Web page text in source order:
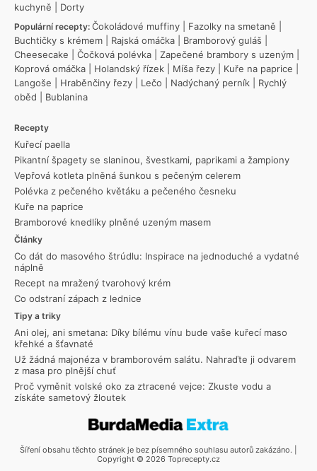
kuchyně
Dorty
Populární recepty: Čokoládové muffiny Fazolky na smetaně
Buchtičky s krémem
Rajská omáčka Bramborový guláš
Cheesecake
Čočková polévka Zapečené brambory s uzeným
Koprová omáčka
Holandský řízek Míša řezy Kuře na paprice
Langoše
Hraběnčiny řezy Lečo Nadýchaný perník
Rychlý
oběd
Bublanina
Recepty
Kuřecí paella
Pikantní špagety se slaninou, švestkami, paprikami a žampiony
Vepřová kotleta plněná šunkou s pečeným celerem
Polévka z pečeného květáku a pečeného česneku
Kuře na paprice
Bramborové knedlíky plněné uzeným masem
Články
Co dát do masového štrúdlu: Inspirace na jednoduché a vydatné
náplně
Recept na mražený tvarohový krém
Co odstraní zápach z lednice
Tipy a triky
Ani olej, ani smetana: Díky bílému vínu bude vaše kuřecí maso
křehké a šťavnaté
Už žádná majonéza v bramborovém salátu. Nahraďte ji odvarem
z masa pro plnější chuť
Proč vyměnit volské oko za ztracené vejce: Zkuste vodu a
získáte sametový žloutek
Šíření obsahu těchto stránek je bez písemného souhlasu autorů zakázáno. |
Copyright © 2026 Toprecepty.cz